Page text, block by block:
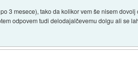
3 mesece), tako da kolikor vem še nisem
odpovem tudi delodajalčevemu dolgu ali se